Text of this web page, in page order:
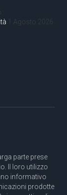
1 Agosto 2026
parte prese
Il loro utilizzo
informativo
prodotte